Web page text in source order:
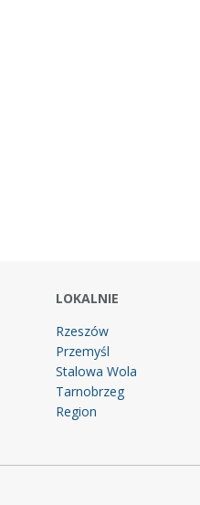
LOKALNIE
Rzeszów
Przemyśl
Stalowa Wola
Tarnobrzeg
Region